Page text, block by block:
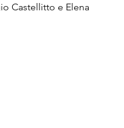
Castellitto e Elena